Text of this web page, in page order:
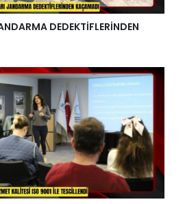
DEDEKTİFLERİNDEN